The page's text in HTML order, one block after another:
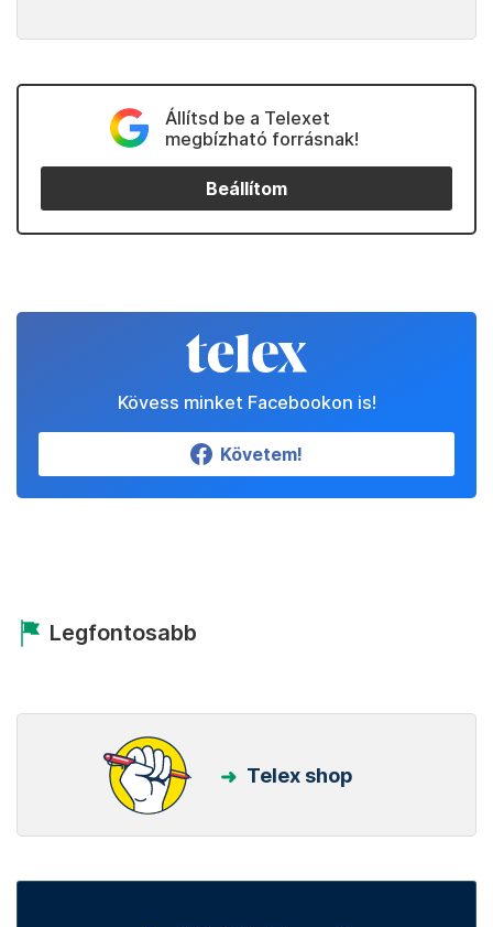
Állítsd be a Telexet
megbízható forrásnak!
Beállítom
Kövess minket Facebookon is!
Követem!
Legfontosabb
Telex shop